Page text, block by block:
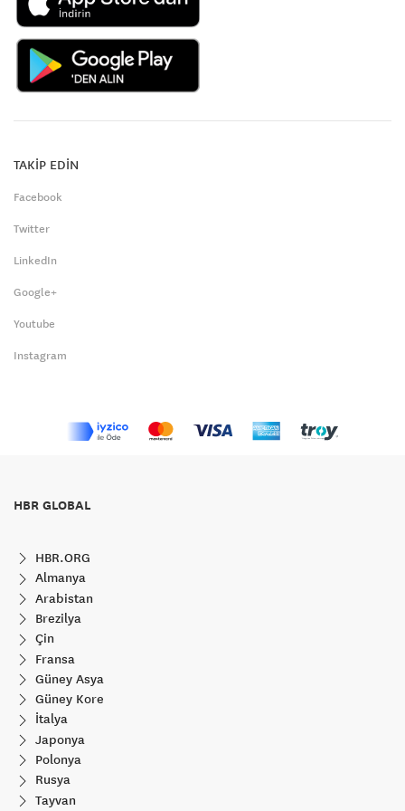
TAKİP EDİN
Facebook
Twitter
LinkedIn
Google+
Youtube
Instagram
HBR GLOBAL
HBR.ORG
Almanya
Arabistan
Brezilya
Çin
Fransa
Güney Asya
Güney Kore
İtalya
Japonya
Polonya
Rusya
Tayvan